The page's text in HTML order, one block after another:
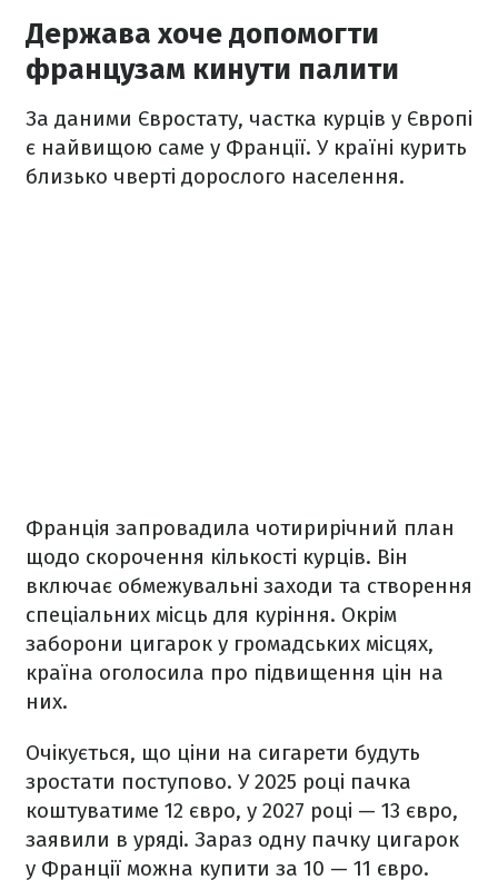
Держава хоче допомогти
французам кинути палити
За даними Євростату, частка курців у Європі
є найвищою саме у Франції. У країні курить
близько чверті дорослого населення.
Франція запровадила чотирирічний план
щодо скорочення кількості курців. Він
включає обмежувальні заходи та створення
спеціальних місць для куріння. Окрім
заборони цигарок у громадських місцях,
країна оголосила про підвищення цін на
них.
Очікується, що ціни на сигарети будуть
зростати поступово. У 2025 році пачка
коштуватиме 12 євро, у 2027 році — 13 євро,
заявили в уряді. Зараз одну пачку цигарок
у Франції можна купити за 10 — 11 євро.